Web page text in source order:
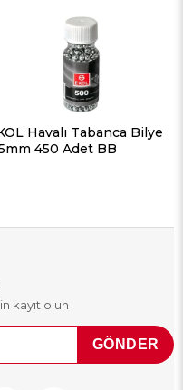
Havalı Tabanca Bilye
450 Adet BB
kayıt olun
GÖNDER